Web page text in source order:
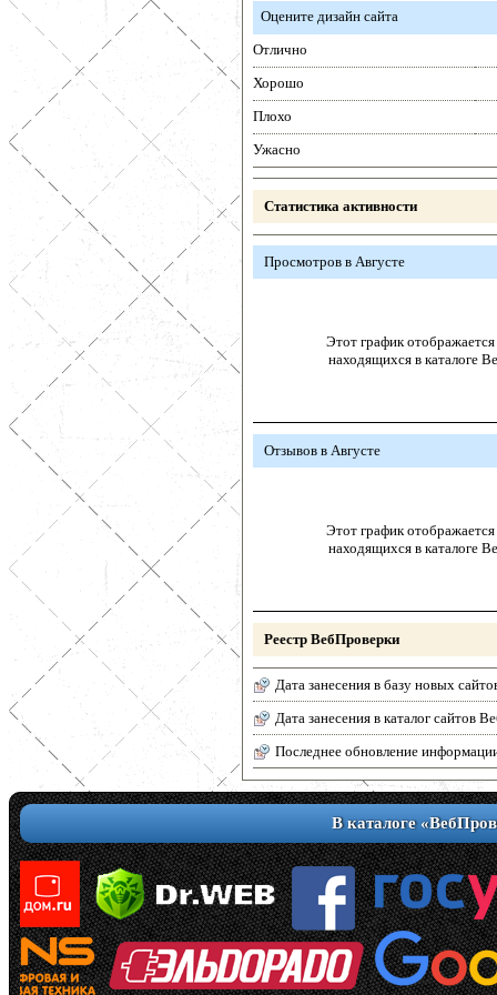
Оцените дизайн сайта
Отлично
Хорошо
Плохо
Ужасно
Статистика активности
Просмотров в Августе
Этот график отображается
находящихся в каталоге
Отзывов в Августе
Этот график отображается
находящихся в каталоге
Реестр ВебПроверки
Дата занесения в базу новых
Дата занесения в каталог сайтов
Последнее обновление
В каталоге